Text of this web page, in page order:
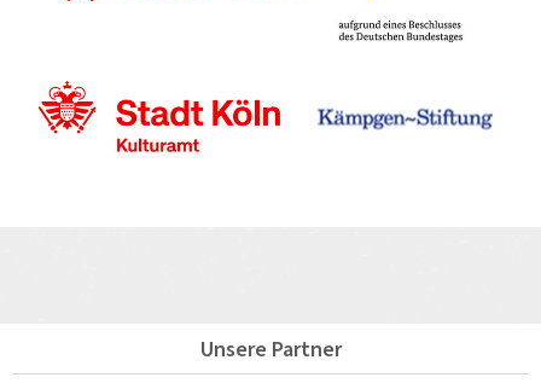
Unsere Partner